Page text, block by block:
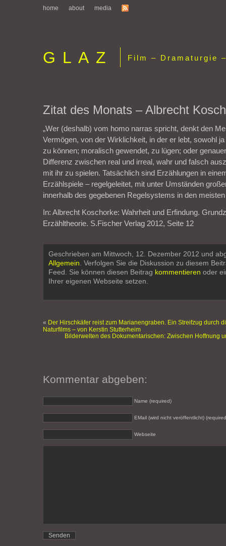
home about media
GLAZ Film – Dramaturgie
Zitat des Monats – Albrecht
„Wer (deshalb) vom homo narras spricht, denkt den
Vermögen, von der Wirklichkeit, in der er lebt, sowohl
zu können; moralisch gewendet, zu lügen; oder
Differenz zwischen real und irreal, wahr und falsch
mit ihr zu spielen. Tatsächlich sind Erzählungen in
Erzählspiele – regelgeleitet, mit unter Umständen
innerhalb des gegebenen Regelsystems in den
In: Albrecht Koschorke: Wahrheit und Erfindung.
Erzähltheorie. S.Fischer Verlag 2012, Seite 12
Geschrieben am Mittwoch, 12. Dezember 2012 und
Allgemein . Verfolgen Sie die Diskussion zu diesem
Feed. Sie können diesen Beitrag kommentieren oder
Ihrer eigenen Webseite setzen.
« Der Hirschkäfer reist zum Marianengraben. Ein Streifzug durch
Naturfilms – von Kerstin Stutterheim
Bilderwelten des Dokumentarischen: Zwischen Hoffnung
Kommentar abgeben:
Name (required)
EMail (wird nicht veröffentlicht)
Webseite